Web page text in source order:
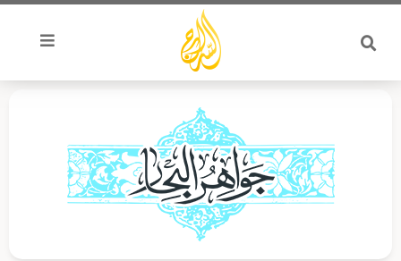
تخطي
المحتوى